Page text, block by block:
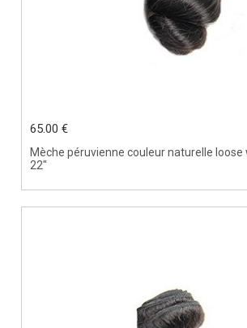
Mèche péruvienne couleur naturelle loose
22"
65.00 €